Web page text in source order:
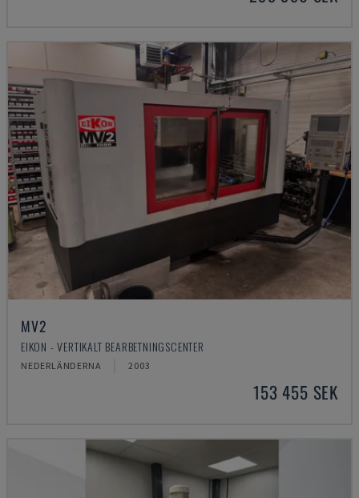
MV2
EIKON - VERTIKALT BEARBETNINGSCENTER
NEDERLÄNDERNA 2003
153 455 SEK